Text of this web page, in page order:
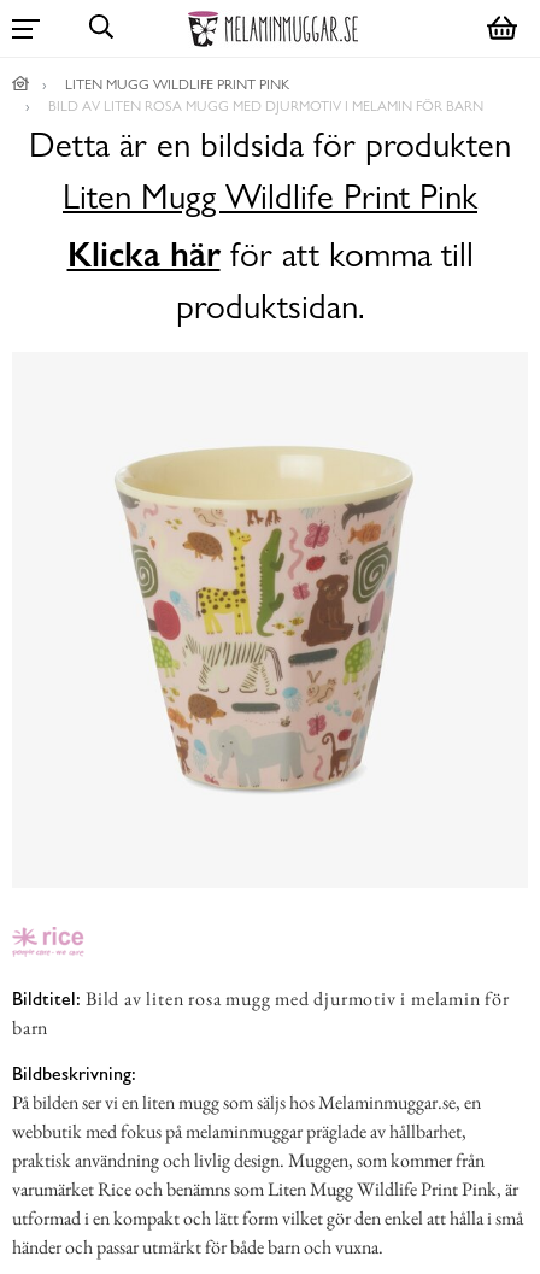
LITEN MUGG WILDLIFE PRINT PINK
BILD AV LITEN ROSA MUGG MED DJURMOTIV I MELAMIN FÖR BARN
Detta är en bildsida för produkten
Liten Mugg Wildlife Print Pink
Klicka härför att komma till
produktsidan.
Bildtitel: Bild av liten rosa mugg med djurmotiv i melamin för
barn
Bildbeskrivning:
På bilden ser vi en liten mugg som säljs hos Melaminmuggar.se, en
webbutik med fokus på melaminmuggar präglade av hållbarhet,
praktisk användning och livlig design. Muggen, som kommer från
varumärket Rice och benämns som Liten Mugg Wildlife Print Pink, är
utformad i en kompakt och lätt form vilket gör den enkel att hålla i små
händer och passar utmärkt för både barn och vuxna.